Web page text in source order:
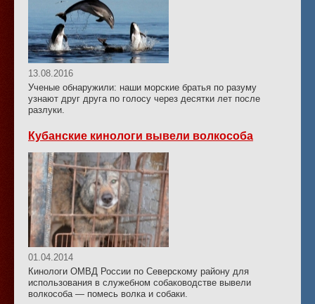
13.08.2016
Ученые обнаружили: наши морские братья по разуму
узнают друг друга по голосу через десятки лет после
разлуки.
Кубанские кинологи вывели волкособа
01.04.2014
Кинологи ОМВД России по Северскому району для
использования в служебном собаководстве вывели
волкособа — помесь волка и собаки.